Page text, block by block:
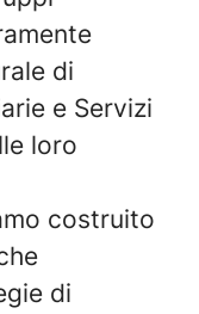
di
e Servizi
loro
costruito
di